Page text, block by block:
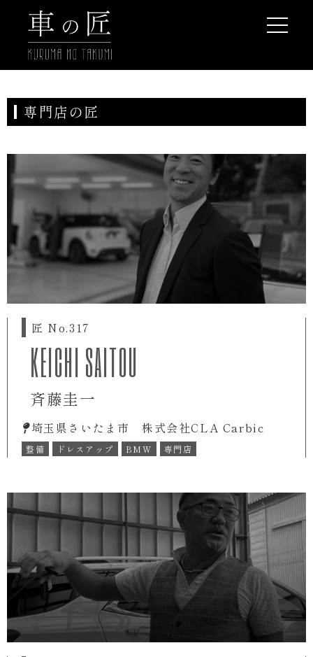
専門店の匠
匠 No.317
KEICHI SAITOU
斉藤圭一
埼玉県さいたま市 株式会社CLA Carbic
整備 ドレスアップ BMW 専門店